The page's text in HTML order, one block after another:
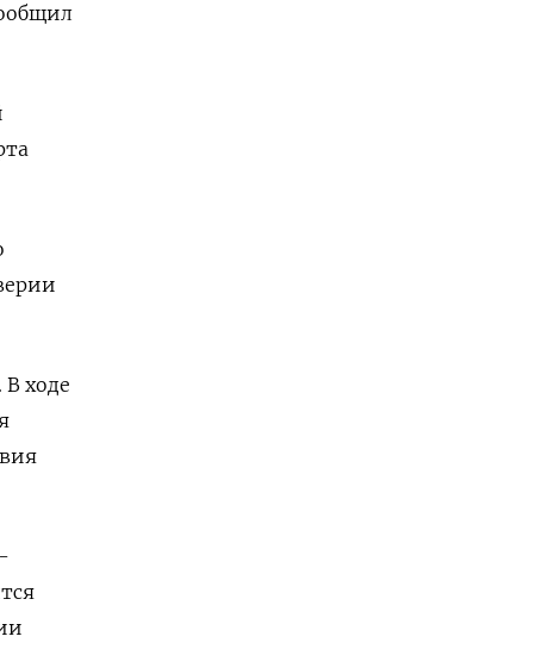
ходе